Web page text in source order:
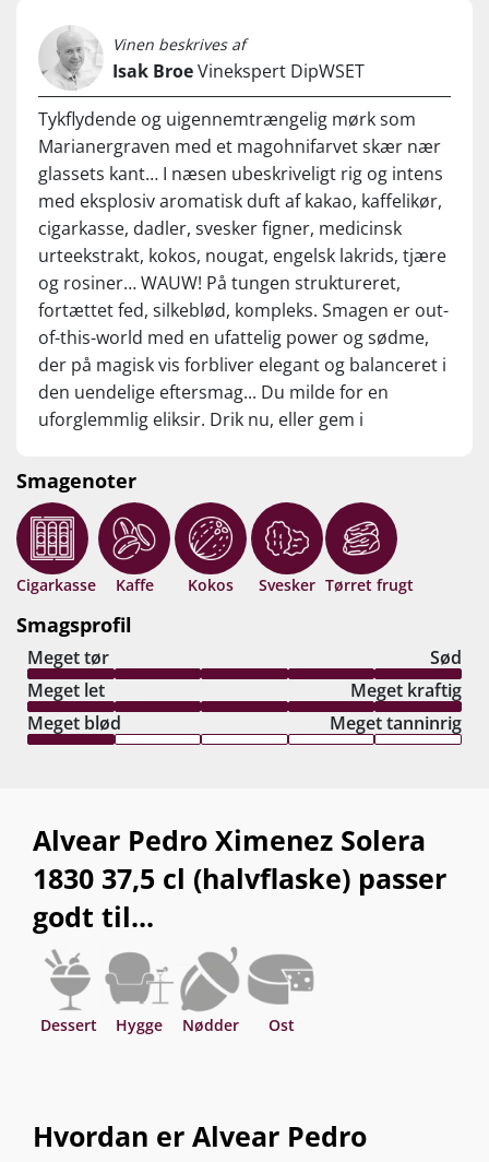
Vinen beskrives af
Isak BroeVinekspert DipWSET
Tykflydende og uigennemtrængelig mørk som
Marianergraven med et magohnifarvet skær nær
glassets kant… I næsen ubeskriveligt rig og intens
med eksplosiv aromatisk duft af kakao, kaffelikør,
cigarkasse, dadler, svesker figner, medicinsk
urteekstrakt, kokos, nougat, engelsk lakrids, tjære
og rosiner… WAUW! På tungen struktureret,
fortættet fed, silkeblød, kompleks. Smagen er out-
of-this-world med en ufattelig power og sødme,
der på magisk vis forbliver elegant og balanceret i
den uendelige eftersmag... Du milde for en
uforglemmlig eliksir. Drik nu, eller gem i
Smagenoter
Cigarkasse Kaffe Kokos Svesker Tørret frugt
Smagsprofil
Meget tør
Sød
Meget let
Meget kraftig
Meget blød
Meget tanninrig
Alvear Pedro Ximenez Solera
1830 37,5 cl (halvflaske) passer
godt til...
Dessert Hygge Nødder Ost
Hvordan er Alvear Pedro